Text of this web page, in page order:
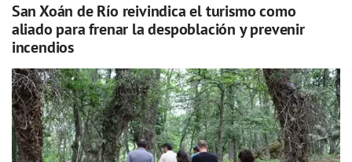
San Xoán de Río reivindica el turismo como
aliado para frenar la despoblación y prevenir
incendios